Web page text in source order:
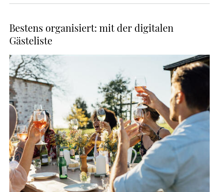
Bestens organisiert: mit der digitalen
Gästeliste